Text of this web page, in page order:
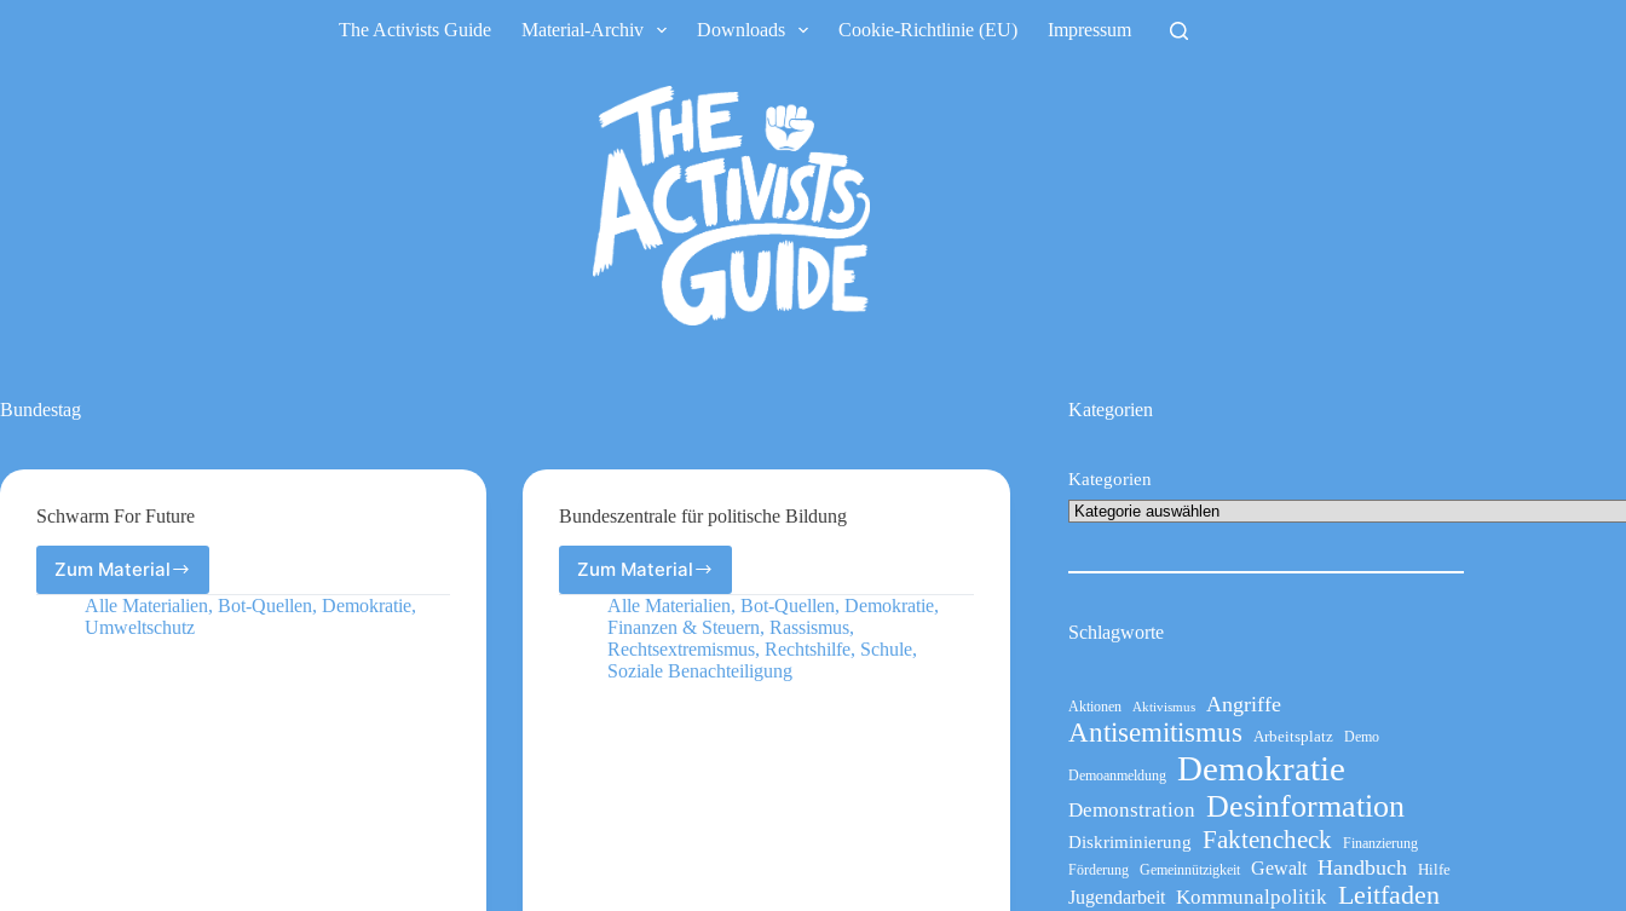
The Activists Guide Material-Archiv Downloads Cookie-Richtlinie (EU) Impressum
Bundestag
Schwarm For Future
Zum Material
Schwarm
For
Future
Alle Materialien, Bot-Quellen, Demokratie,
Umweltschutz
Bundeszentrale für politische Bildung
Zum MaterialBundeszentrale
für
politische
Bildung
Alle Materialien,Bot-Quellen,Demokratie,
Finanzen & Steuern,Rassismus,
Rechtsextremismus,Rechtshilfe, Schule,
Soziale Benachteiligung
Kategorien
Kategorien
Schlagworte
Aktionen Aktivismus Angriffe
Antisemitismus Arbeitsplatz Demo
Demoanmeldung Demokratie
Demonstration Desinformation
Diskriminierung Faktencheck
Finanzierung
Förderung
Gemeinnützigkeit Gewalt Handbuch Hilfe
Jugendarbeit Kommunalpolitik Leitfaden